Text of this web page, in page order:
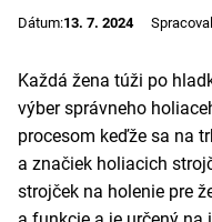
Dátum:13. 7. 2024
Každá žena túži po
výber správneho
procesom keďže sa na
a značiek holiacich
strojček na holenie pre